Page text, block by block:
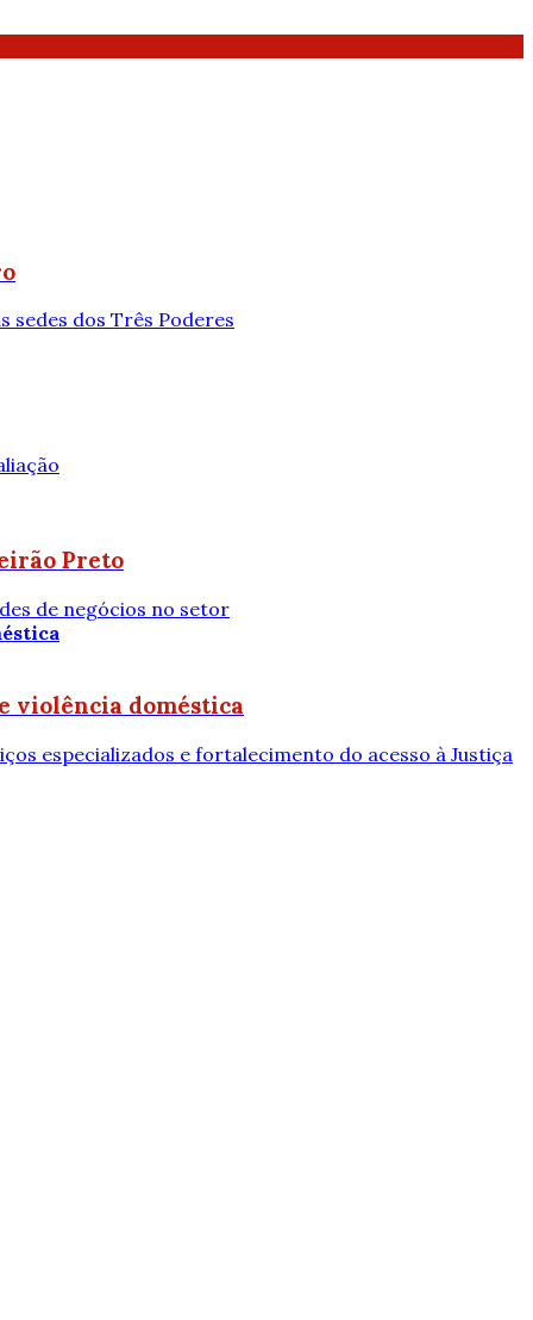
sedes dos Três Poderes
Preto
de negócios no setor
violência doméstica
especializados e fortalecimento do acesso à Justiça